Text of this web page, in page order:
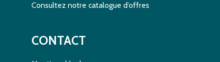
Consultez notre catalogue d’offres
CONTACT